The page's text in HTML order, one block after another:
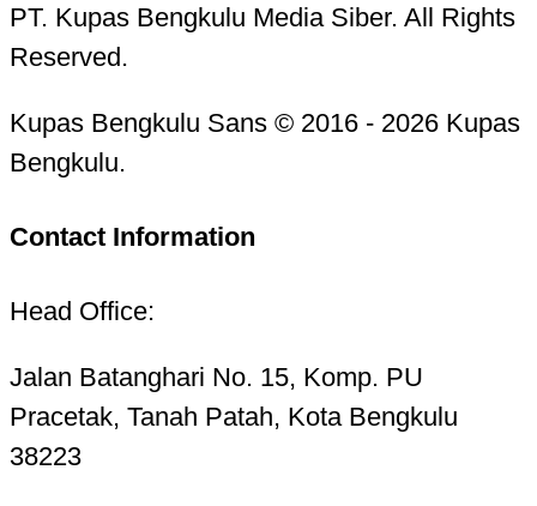
PT. Kupas Bengkulu Media Siber. All Rights
Reserved.
Kupas Bengkulu Sans © 2016 - 2026 Kupas
Bengkulu.
Contact Information
Head Office:
Jalan Batanghari No. 15, Komp. PU
Pracetak, Tanah Patah, Kota Bengkulu
38223